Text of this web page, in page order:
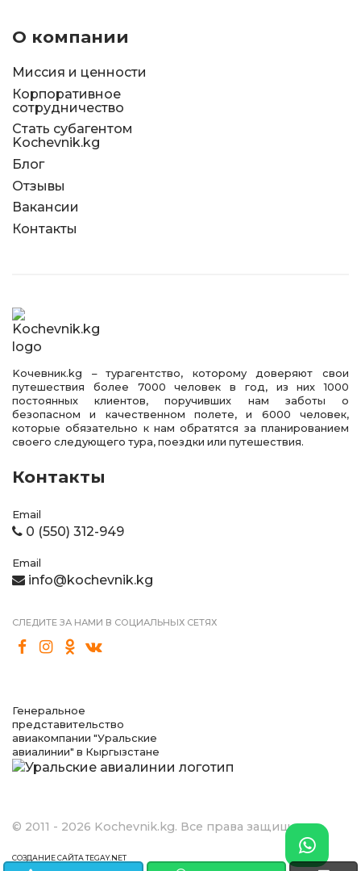
О компании
Миссия и ценности
Корпоративное
сотрудничество
Стать субагентом
Kochevnik.kg
Блог
Отзывы
Вакансии
Контакты
Kочевник.kg – турагентство, которому доверяют свои
путешествия более 7000 человек в год, из них 1000
постоянных клиентов, поручивших нам заботы о
безопасном и качественном полете, и 6000 человек,
которые обязательно к нам обратятся за планированием
своего следующего тура, поездки или путешествия.
Контакты
Email
0 (550) 312-949
Email
info@kochevnik.kg
СЛЕДИТЕ ЗА НАМИ В СОЦИАЛЬНЫХ СЕТЯХ
Генеральное
представительство
авиакомпании "Уральские
авиалинии" в Кыргызстане
© 2011 - 2026 Kochevnik.kg. Все права защищены.
СОЗДАНИЕ САЙТА TEGAY.NET